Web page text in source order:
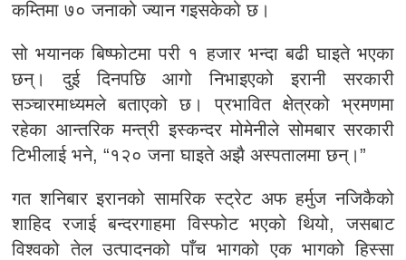
कम्तिमा ७० जनाको ज्यान गइसकेको छ।
सो भयानक बिष्फोटमा परी १ हजार भन्दा बढी घाइते भएका
छन्। दुई दिनपछि आगो निभाइएको इरानी सरकारी
सञ्चारमाध्यमले बताएको छ। प्रभावित क्षेत्रको भ्रमणमा
रहेका आन्तरिक मन्त्री इस्कन्दर मोमेनीले सोमबार सरकारी
टिभीलाई भने, “१२० जना घाइते अझै अस्पतालमा छन्।”
गत शनिबार इरानको सामरिक स्ट्रेट अफ हर्मुज नजिकैको
शाहिद रजाई बन्दरगाहमा विस्फोट भएको थियो, जसबाट
विश्वको तेल उत्पादनको पाँच भागको एक भागको हिस्सा